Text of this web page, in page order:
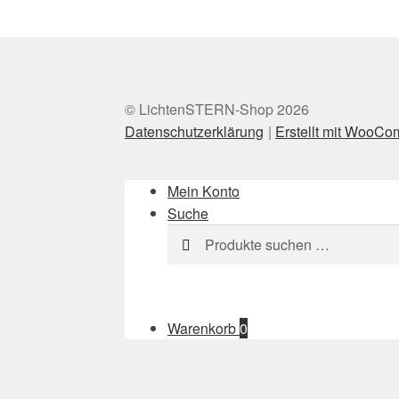
© LichtenSTERN-Shop 2026
Datenschutzerklärung
Erstellt mit
Mein Konto
Suche
Suchen
nach:
Suchen
Warenkorb0